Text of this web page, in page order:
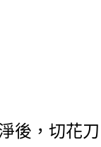
後，切花